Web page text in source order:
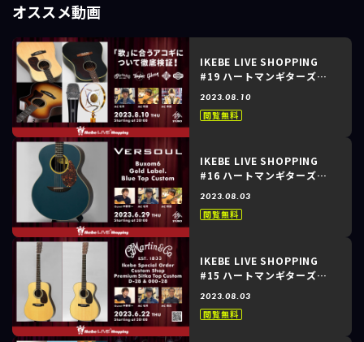
併せてご紹介してまいります。
----------------------------------------------------
＜出演＞
中野幸一（ギタリスト）
石河（ハートマンギターズ）
初回放送日時： 2023/10/12
会場：イケシブSTUDIO
オススメ動画
IKEBE LIVE SHOPPING
#19 ハートマンギターズ～
2023.08.10
閲覧無料
IKEBE LIVE SHOPPING
#16 ハートマンギターズ～
Versoul Buxom6 Gold
～
2023.08.03
閲覧無料
IKEBE LIVE SHOPPING
#15 ハートマンギターズ～
Custom D-28 & 000-28～
2023.08.03
閲覧無料